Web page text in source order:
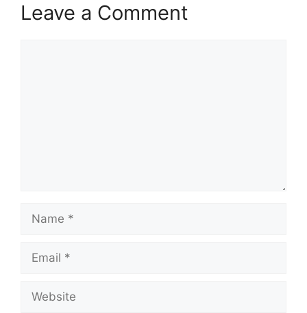
Leave a Comment